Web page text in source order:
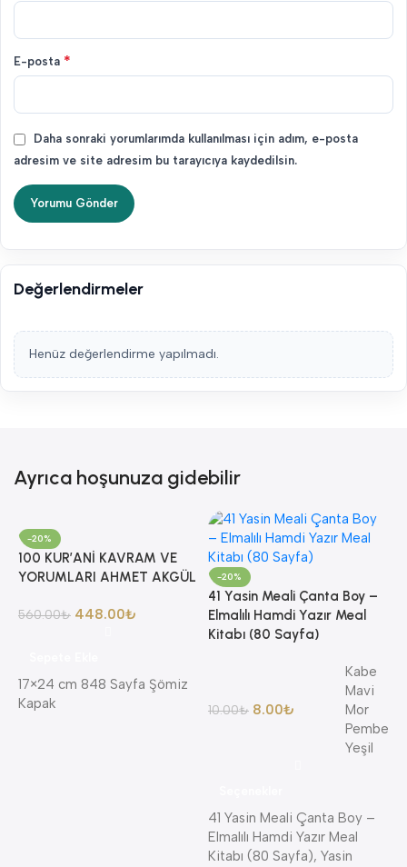
Değerlendirmeler
Henüz değerlendirme yapılmadı.
E-posta *
Daha sonraki yorumlarımda kullanılması için adım, e-posta
adresim ve site adresim bu tarayıcıya kaydedilsin.
Ayrıca hoşunuza gidebilir
-20%
100 KUR’ANİ KAVRAM VE
YORUMLARI AHMET AKGÜL
560.00₺ 448.00₺
17×24 cm 848 Sayfa Şömiz
Kapak
-20%
41 Yasin Meali Çanta Boy –
Elmalılı Hamdi Yazır Meal
Kitabı (80 Sayfa)
10.00₺ 8.00₺
Kabe
Mavi
Mor
Pembe
Yeşil
41 Yasin Meali Çanta Boy –
Elmalılı Hamdi Yazır Meal
Kitabı (80 Sayfa), Yasin